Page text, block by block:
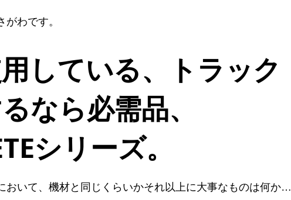
わです。
している、トラック
なら必需品、
シリーズ。
おいて、機材と同じくらいかそれ以上に大事なものは何か…